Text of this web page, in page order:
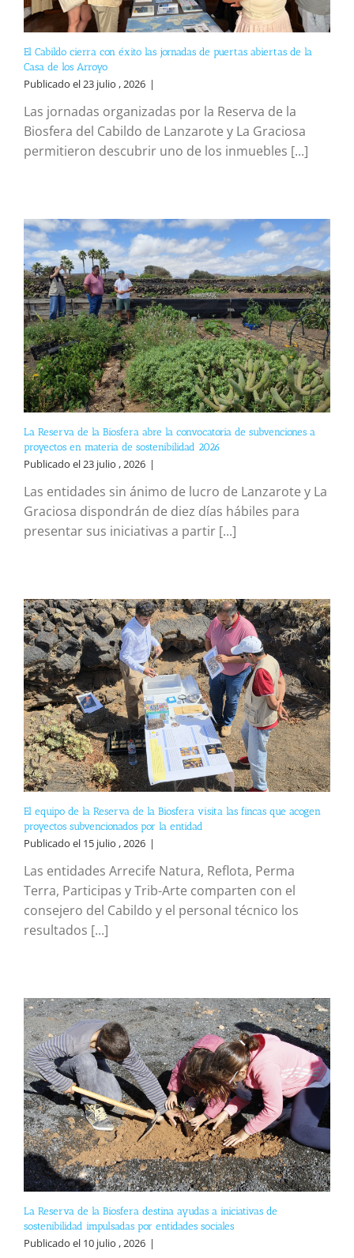
El Cabildo cierra con éxito las jornadas de puertas abiertas de la
Casa de los Arroyo
Publicado el 23 julio , 2026 |
Las jornadas organizadas por la Reserva de la
Biosfera del Cabildo de Lanzarote y La Graciosa
permitieron descubrir uno de los inmuebles [...]
La Reserva de la Biosfera abre la convocatoria de subvenciones a
proyectos en materia de sostenibilidad 2026
Publicado el 23 julio , 2026 |
Las entidades sin ánimo de lucro de Lanzarote y La
Graciosa dispondrán de diez días hábiles para
presentar sus iniciativas a partir [...]
El equipo de la Reserva de la Biosfera visita las fincas que acogen
proyectos subvencionados por la entidad
Publicado el 15 julio , 2026 |
Las entidades Arrecife Natura, Reflota, Perma
Terra, Participas y Trib-Arte comparten con el
consejero del Cabildo y el personal técnico los
resultados [...]
La Reserva de la Biosfera destina ayudas a iniciativas de
sostenibilidad impulsadas por entidades sociales
Publicado el 10 julio , 2026 |